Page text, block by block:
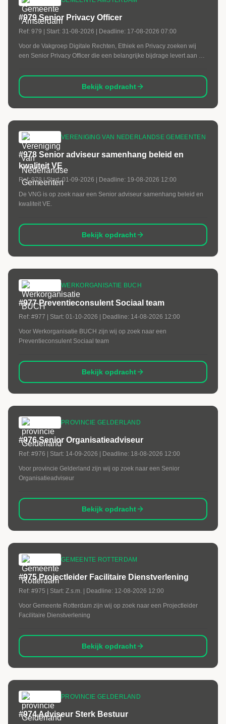
#979 Senior Privacy Officer
Ref: 979 | Start: 31-08-2026 | Deadline: 17-08-2026 07:00
Voor de Vakgroep Digitale Rechten, Ethiek en Privacy zoeken wij
een Senior Privacy Officer die een belangrijke bijdrage levert aan de
de gemeentelijke organisatie.
Bekijk opdracht
VERENIGING VAN NEDERLANDSE GEMEENTEN
#978 Senior adviseur samenhang beleid en
kwaliteit VE
Ref:978| Start:01-09-2026 | Deadline: 19-08-2026 12:00
De VNG is op zoek naar een Senior adviseur samenhang beleid en
kwaliteit VE.
Bekijk opdracht
WERKORGANISATIE BUCH
#977 Preventieconsulent Sociaal team
Ref: #977 | Start: 01-10-2026 | Deadline: 14-08-2026 12:00
Voor Werkorganisatie BUCH zijn wij op zoek naar een
Preventieconsulent Sociaal team
Bekijk opdracht
PROVINCIE GELDERLAND
#976 Senior Organisatieadviseur
Ref: #976 | Start: 14-09-2026 | Deadline: 18-08-2026 12:00
Voor provincie Gelderland zijn wij op zoek naar een Senior
Organisatieadviseur
Bekijk opdracht
GEMEENTE ROTTERDAM
#975 Projectleider Facilitaire Dienstverlening
Ref: #975 | Start: Z.s.m. | Deadline: 12-08-2026 12:00
Voor Gemeente Rotterdam zijn wij op zoek naar een Projectleider
Facilitaire Dienstverlening
Bekijk opdracht
PROVINCIE GELDERLAND
#974 Adviseur Sterk Bestuur